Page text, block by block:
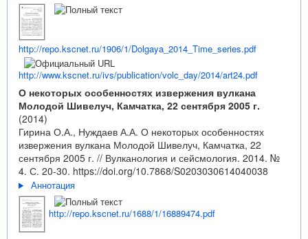
http://repo.kscnet.ru/1906/1/Dolgaya_2014_Time_series.pdf
http://www.kscnet.ru/ivs/publication/volc_day/2014/art24.pdf
О некоторых особенностях извержения вулкана
Молодой Шивелуч, Камчатка, 22 сентября 2005 г.
(2014)
Гирина О.А., Нуждаев А.А. О некоторых особенностях
извержения вулкана Молодой Шивелуч, Камчатка, 22
сентября 2005 г. // Вулканология и сейсмология. 2014. №
4. С. 20-30. https://doi.org/10.7868/S0203030614040038
Аннотация
http://repo.kscnet.ru/1688/1/16889474.pdf